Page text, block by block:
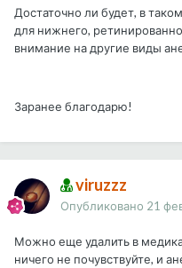
Достаточно ли будет, в
для нижнего,
внимание на другие виды
Заранее благодарю!
viruzzz
Опубликовано 21
Можно еще удалить в
ничего не почувствуйте, и